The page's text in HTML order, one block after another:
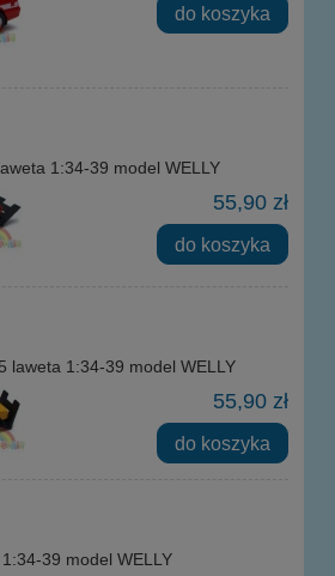
do koszyka
1:34-39 model WELLY
55,90 zł
do koszyka
laweta 1:34-39 model WELLY
55,90 zł
do koszyka
39 model WELLY